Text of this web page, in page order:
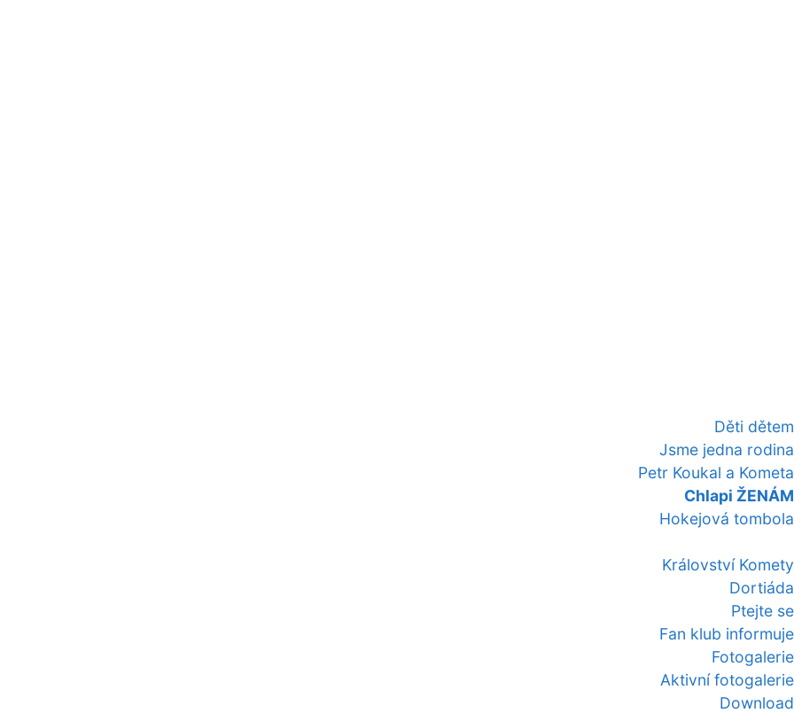
Děti dětem
Jsme jedna rodina
Petr Koukal a Kometa
Chlapi ŽENÁM
Hokejová tombola
Království Komety
Dortiáda
Ptejte se
Fan klub informuje
Fotogalerie
Aktivní fotogalerie
Download